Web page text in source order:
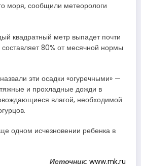
моря, сообщили метеорологи
квадратный метр выпадет почти
80% от месячной нормы
эти осадки «огуречными» —
и прохладные дожди в
влагой, необходимой
одном исчезновении ребенка в
Источник: www.mk.ru